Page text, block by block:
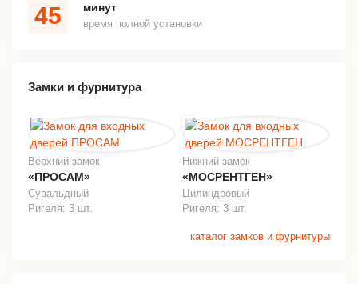
45 минут
время полной установки
Замки и фурнитура
Верхний замок
«ПРОСАМ»
Сувальдный
Ригеля: 3 шт.
Нижний замок
«МОСРЕНТГЕН»
Цилиндровый
Ригеля: 3 шт.
каталог замков и фурнитуры